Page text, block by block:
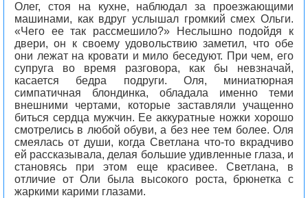
Олег, стоя на кухне, наблюдал за проезжающими
машинами, как вдруг услышал громкий смех Ольги.
«Чего ее так рассмешило?» Неслышно подойдя к
двери, он к своему удовольствию заметил, что обе
они лежат на кровати и мило беседуют. При чем, его
супруга во время разговора, как бы невзначай,
касается бедра подруги. Оля, миниатюрная
симпатичная блондинка, обладала именно теми
внешними чертами, которые заставляли учащенно
биться сердца мужчин. Ее аккуратные ножки хорошо
смотрелись в любой обуви, а без нее тем более. Оля
смеялась от души, когда Светлана что-то вкрадчиво
ей рассказывала, делая большие удивленные глаза, и
становясь при этом еще красивее. Светлана, в
отличие от Оли была высокого роста, брюнетка с
жаркими карими глазами.